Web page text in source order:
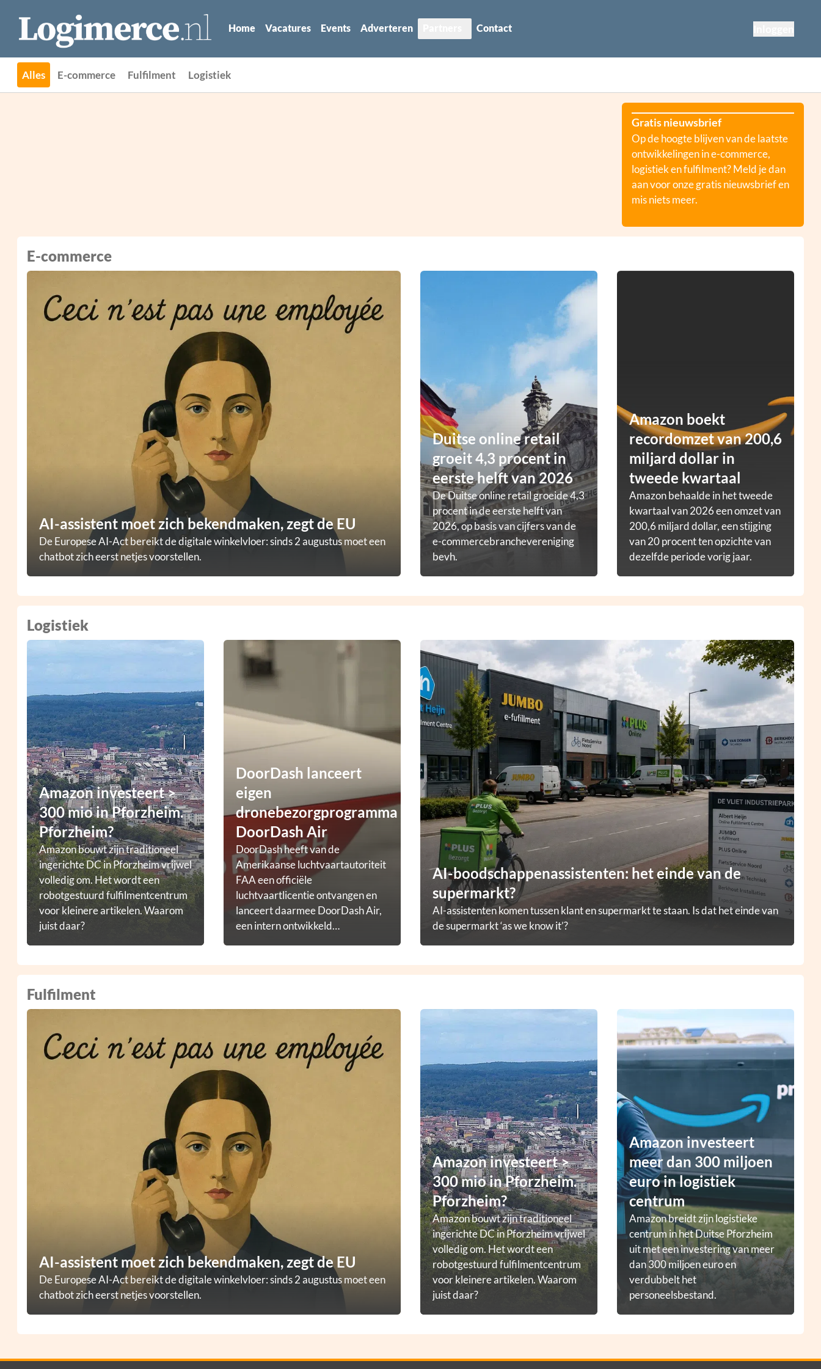
Home Vacatures Events Adverteren Contact
Alles E-commerce Fulfilment Logistiek
Gratis nieuwsbrief
Op de hoogte blijven van de laatste
ontwikkelingen in e-commerce,
logistiek en fulfilment? Meld je dan
aan voor onze gratis nieuwsbrief en
mis niets meer.
E-commerce
AI-assistent moet zich bekendmaken, zegt de EU
De Europese AI-Act bereikt de digitale winkelvloer: sinds 2 augustus moet een
chatbot zich eerst netjes voorstellen.
Duitse online retail
groeit 4,3 procent in
eerste helft van 2026
De Duitse online retail groeide 4,3
procent in de eerste helft van
2026, op basis van cijfers van de
e-commercebranchevereniging
bevh.
Amazon boekt
recordomzet van 200,6
miljard dollar in
tweede kwartaal
Amazon behaalde in het tweede
kwartaal van 2026 een omzet van
200,6 miljard dollar, een stijging
van 20 procent ten opzichte van
dezelfde periode vorig jaar.
Logistiek
AI-boodschappenassistenten: het einde van de
supermarkt?
AI-assistenten komen tussen klant en supermarkt te staan. Is dat het einde van
de supermarkt ‘as we know it’?
Amazon investeert >
300 mio in Pforzheim.
Pforzheim?
Amazon bouwt zijn traditioneel
ingerichte DC in Pforzheim vrijwel
volledig om. Het wordt een
robotgestuurd fulfilmentcentrum
voor kleinere artikelen. Waarom
juist daar?
DoorDash lanceert
eigen
dronebezorgprogramma
DoorDash Air
DoorDash heeft van de
Amerikaanse luchtvaartautoriteit
FAA een officiële
luchtvaartlicentie ontvangen en
lanceert daarmee DoorDash Air,
een intern ontwikkeld
Fulfilment
AI-assistent moet zich bekendmaken, zegt de EU
De Europese AI-Act bereikt de digitale winkelvloer: sinds 2 augustus moet een
chatbot zich eerst netjes voorstellen.
Amazon investeert >
300 mio in Pforzheim.
Pforzheim?
Amazon bouwt zijn traditioneel
ingerichte DC in Pforzheim vrijwel
volledig om. Het wordt een
robotgestuurd fulfilmentcentrum
voor kleinere artikelen. Waarom
juist daar?
Amazon investeert
meer dan 300 miljoen
euro in logistiek
centrum
Amazon breidt zijn logistieke
centrum in het Duitse Pforzheim
uit met een investering van meer
dan 300 miljoen euro en
verdubbelt het
personeelsbestand.